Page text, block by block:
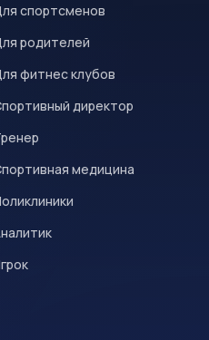
спортсменов
родителей
фитнес клубов
директор
медицина